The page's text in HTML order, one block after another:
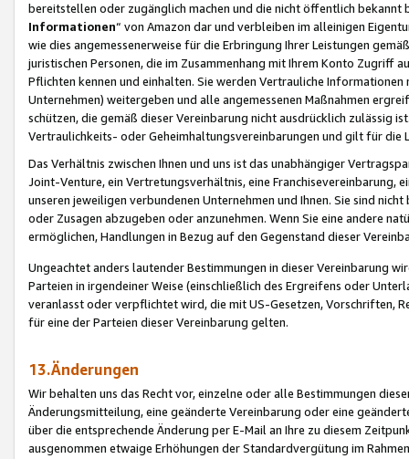
bereitstellen oder zugänglich machen und die nicht öffentlich
Informationen“ von Amazon dar und verbleiben im alleinigen
wie dies angemessenerweise für die Erbringung Ihrer Leistungen
juristischen Personen, die im Zusammenhang mit Ihrem Konto
Pflichten kennen und einhalten. Sie werden Vertrauliche
Unternehmen) weitergeben und alle angemessenen Maßnahmen
schützen, die gemäß dieser Vereinbarung nicht ausdrücklich zulässig
Vertraulichkeits- oder Geheimhaltungsvereinbarungen und gilt für die
Das Verhältnis zwischen Ihnen und uns ist das unabhängiger
Joint-Venture, ein Vertretungsverhältnis, eine Franchisevereinbarung,
unseren jeweiligen verbundenen Unternehmen und Ihnen. Sie sind
oder Zusagen abzugeben oder anzunehmen. Wenn Sie eine andere
ermöglichen, Handlungen in Bezug auf den Gegenstand dieser
Ungeachtet anders lautender Bestimmungen in dieser Vereinbarung
Parteien in irgendeiner Weise (einschließlich des Ergreifens oder
veranlasst oder verpflichtet wird, die mit US-Gesetzen, Vorschriften,
für eine der Parteien dieser Vereinbarung gelten.
13.Änderungen
Wir behalten uns das Recht vor, einzelne oder alle Bestimmungen
Änderungsmitteilung, eine geänderte Vereinbarung oder eine
über die entsprechende Änderung per E-Mail an Ihre zu diesem
ausgenommen etwaige Erhöhungen der Standardvergütung im